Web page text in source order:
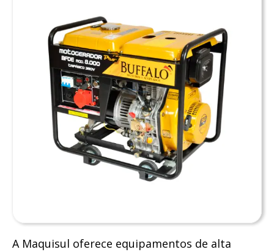
A Maquisul oferece equipamentos de alta